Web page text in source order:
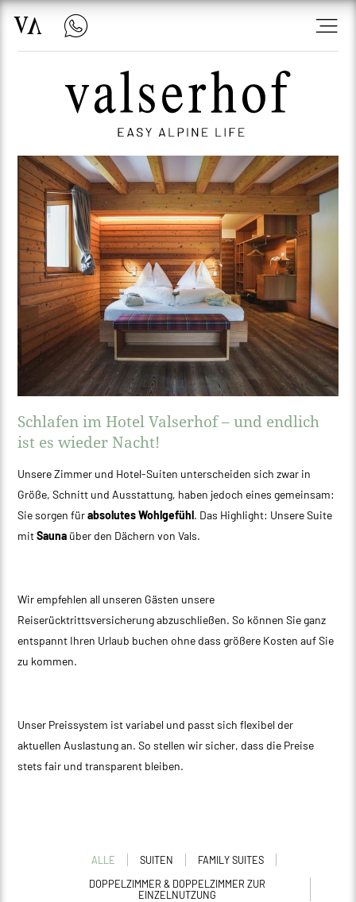
Hotel Valserhof | smart response AI
06.08.2026 | 13:23:42
Herzlich willkommen im Hotel
Valserhof! 😊 Ich bin Toni, Ihr Assistent
Aufenthalt. Ob Zimmerreservierung,
Hotel-Infos oder Tipps für Ihre Zeit bei
uns – ich helfe Ihnen gerne weiter! Wie
kann ich Ihnen heute behilflich sein?
Schlafen im Hotel Valserhof – und endlich
ist es wieder Nacht!
Unsere Zimmer und Hotel-Suiten unterscheiden sich zwar in
Größe, Schnitt und Ausstattung, haben jedoch eines gemeinsam:
Sie sorgen fürabsolutes Wohlgefühl. Das Highlight: Unsere Suite
mitSauna über den Dächern von Vals.
Wir empfehlen all unseren Gästen unsere
Reiserücktrittsversicherung abzuschließen. So können Sie ganz
entspannt Ihren Urlaub buchen ohne dass größere Kosten auf Sie
zu kommen.
Unser Preissystem ist variabel und passt sich flexibel der
aktuellen Auslastung an. So stellen wir sicher, dass die Preise
stets fair und transparent bleiben.
ALLE SUITEN
FAMILY SUITES
DOPPELZIMMER & DOPPELZIMMER ZUR
EINZELNUTZUNG